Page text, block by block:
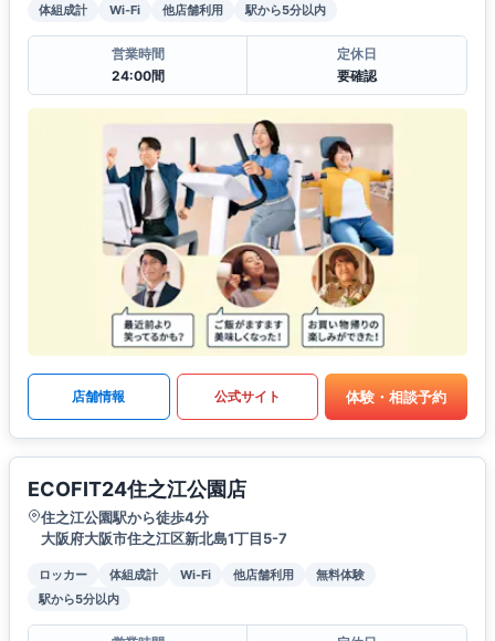
体組成計 Wi-Fi 他店舗利用 駅から5分以内
営業時間
24:00間
定休日
要確認
店舗情報 公式サイト 体験・相談予約
ECOFIT24住之江公園店
住之江公園駅から徒歩4分
大阪府大阪市住之江区新北島1丁目5-7
ロッカー 体組成計 Wi-Fi 他店舗利用
無料体験
駅から5分以内